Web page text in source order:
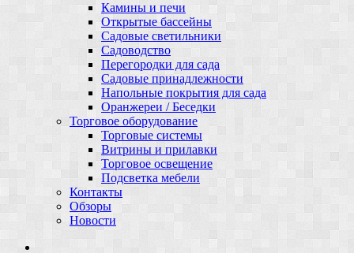
Камины и печи
Открытые бассейны
Садовые светильники
Садоводство
Перегородки для сада
Садовые принадлежности
Напольные покрытия для сада
Оранжереи / Беседки
Торговое оборудование
Торговые системы
Витрины и прилавки
Торговое освещение
Подсветка мебели
Контакты
Обзоры
Новости